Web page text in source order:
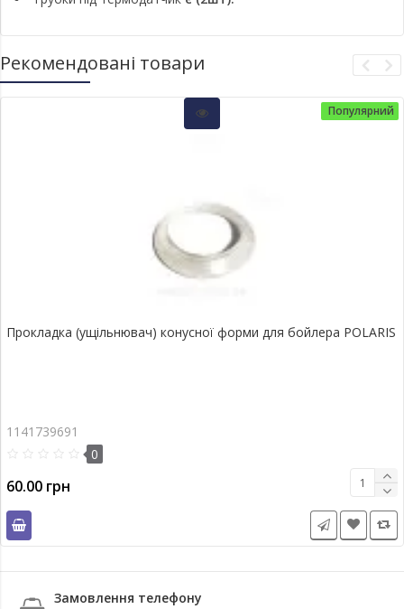
Рекомендовані товари
Популярний
Прокладка (ущільнювач) конусної форми для бойлера POLARIS
1141739691
0
60.00 грн
Замовлення телефону